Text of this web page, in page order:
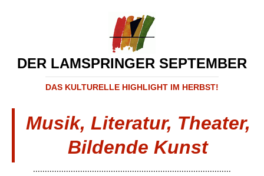
DER LAMSPRINGER SEPTEMBER
DAS KULTURELLE HIGHLIGHT IM HERBST!
Musik, Literatur, Theater,
Bildende Kunst
....................................................................................